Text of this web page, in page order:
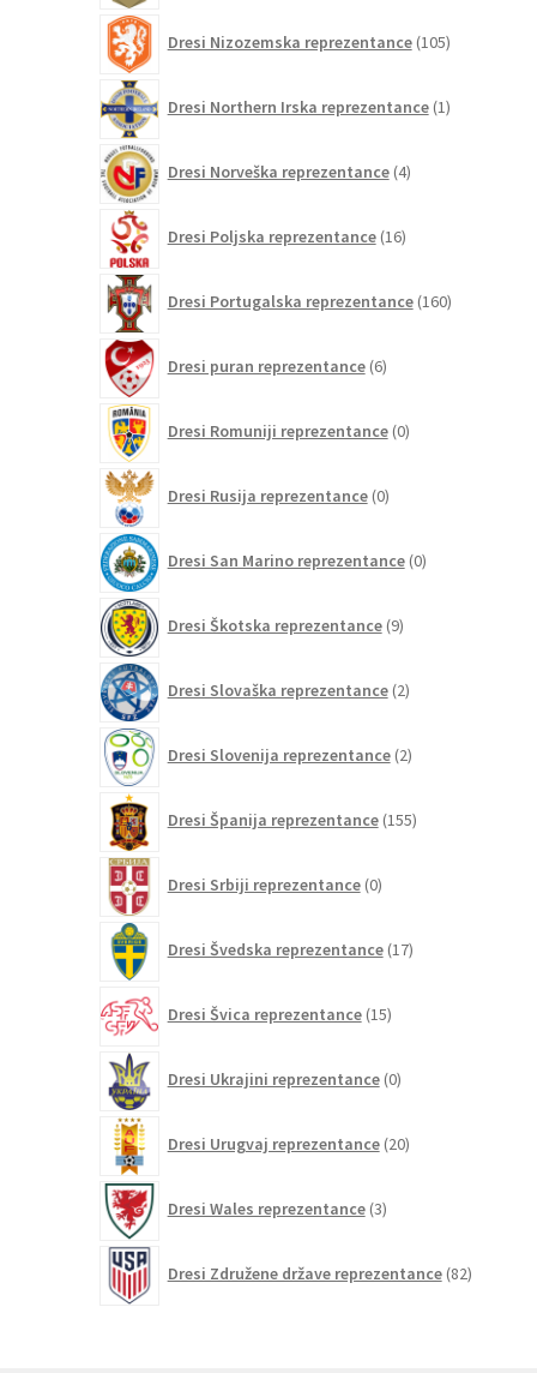
Dresi Nizozemska reprezentance 105izdelkov
Dresi Northern Irska reprezentance 1izdelek
Dresi Norveška reprezentance 4izdelki
Dresi Poljska reprezentance 16izdelkov
Dresi Portugalska reprezentance 160izdelkov
Dresi puran reprezentance 6izdelkov
Dresi Romuniji reprezentance 0izdelkov
Dresi Rusija reprezentance 0izdelkov
Dresi San Marino reprezentance 0izdelkov
Dresi Škotska reprezentance 9izdelkov
Dresi Slovaška reprezentance 2izdelka
Dresi Slovenija reprezentance 2izdelka
Dresi Španija reprezentance 155izdelkov
Dresi Srbiji reprezentance 0izdelkov
Dresi Švedska reprezentance 17izdelkov
Dresi Švica reprezentance 15izdelkov
Dresi Ukrajini reprezentance 0izdelkov
Dresi Urugvaj reprezentance 20izdelkov
Dresi Wales reprezentance 3izdelki
Dresi Združene države reprezentance 82izdelkov